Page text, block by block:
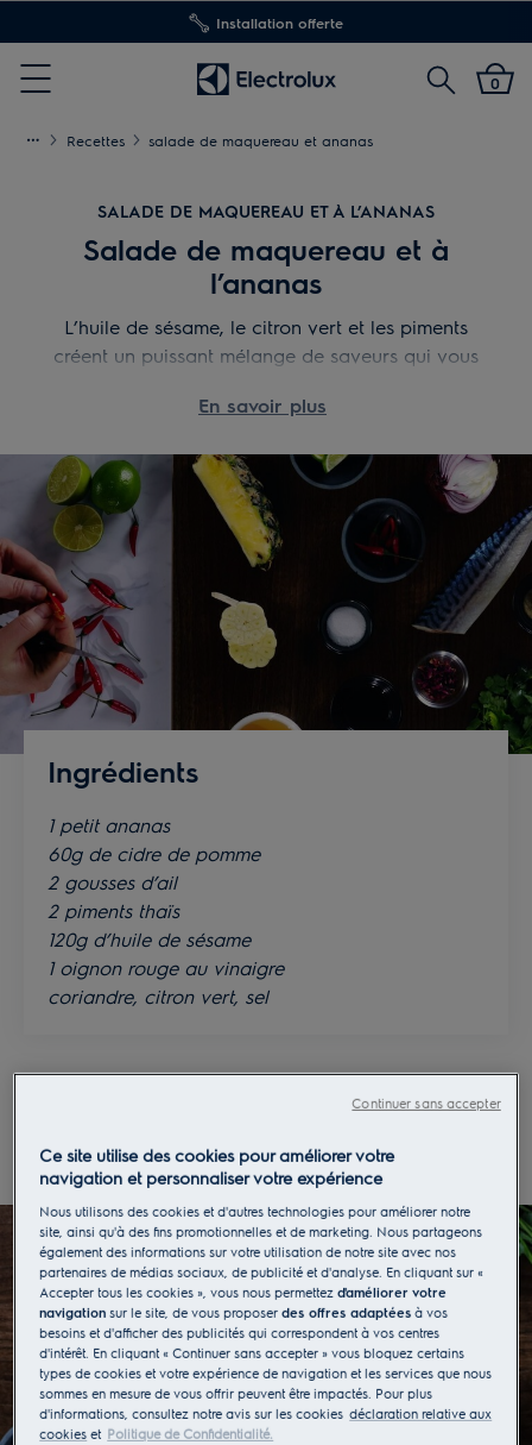
Installation offerte
Menu
Rechercher
0
Recettes salade de maquereau et ananas
SALADE DE MAQUEREAU ET À L’ANANAS
Salade de maquereau et à
l’ananas
L’huile de sésame, le citron vert et les piments
créent un puissant mélange de saveurs qui vous
maquereau par de la daurade et l’ananas par de la
l'association du sucré avec le salé, découvrez cette
recette de
saucisses et choucroute à l'ananas.
4 filets de maquereau
Temps de cuisson :
20 minutes
En savoir plus
Ingrédients
1 petit ananas
60g de cidre de pomme
2 gousses d’ail
2 piments thaïs
120g d’huile de sésame
1 oignon rouge au vinaigre
coriandre, citron vert, sel
Préparation de la recette
Ce site utilise des cookies pour améliorer votre
navigation et personnaliser votre expérience
Nous utilisons des cookies et d'autres technologies pour améliorer notre
site, ainsi qu'à des fins promotionnelles et de marketing. Nous partageons
également des informations sur votre utilisation de notre site avec nos
partenaires de médias sociaux, de publicité et d'analyse. En cliquant sur «
Accepter tous les cookies », vous nous permettezd'améliorer votre
navigation sur le site, de vous proposerdes offres adaptées à vos
besoins et d'afficher des publicités qui correspondent à vos centres
d'intérêt. En cliquant « Continuer sans accepter » vous bloquez certains
types de cookies et votre expérience de navigation et les services que nous
sommes en mesure de vous offrir peuvent être impactés. Pour plus
d'informations, consultez notre avis sur les cookies déclaration relative aux
cookies et Politique de Confidentialité.
Continuer sans accepter